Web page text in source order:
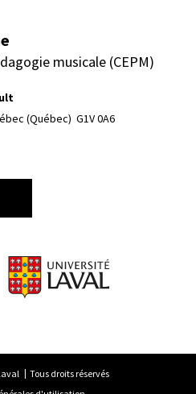
musicale (CEPM)
(Québec)  G1V 0A6
Tous droits réservés